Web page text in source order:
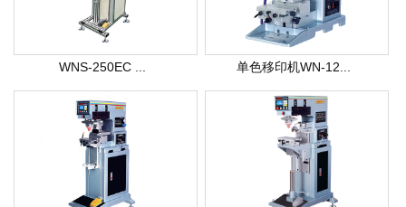
WNS-250EC ... 单色移印机WN-12...